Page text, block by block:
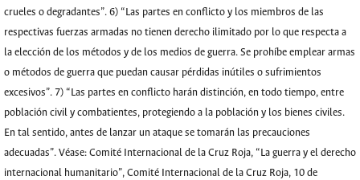
crueles o degradantes”. 6) “Las partes en conflicto y los miembros de las
respectivas fuerzas armadas no tienen derecho ilimitado por lo que respecta a
la elección de los métodos y de los medios de guerra. Se prohíbe emplear armas
o métodos de guerra que puedan causar pérdidas inútiles o sufrimientos
excesivos”. 7) “Las partes en conflicto harán distinción, en todo tiempo, entre
población civil y combatientes, protegiendo a la población y los bienes civiles.
En tal sentido, antes de lanzar un ataque se tomarán las precauciones
adecuadas”. Véase: Comité Internacional de la Cruz Roja, “La guerra y el derecho
internacional humanitario”, Comité Internacional de la Cruz Roja, 10 de